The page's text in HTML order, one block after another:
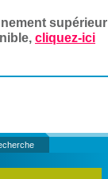
supérieur
cliquez-ici